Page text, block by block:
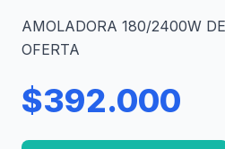
AMOLADORA 180/2400W
OFERTA
$392.000